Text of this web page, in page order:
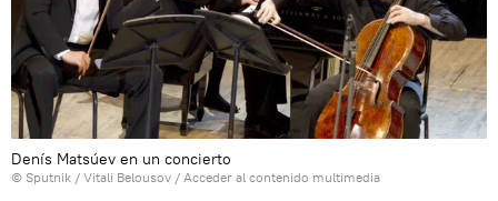
Denís Matsúev en un concierto
© Sputnik / Vitali Belousov / Acceder al contenido multimedia